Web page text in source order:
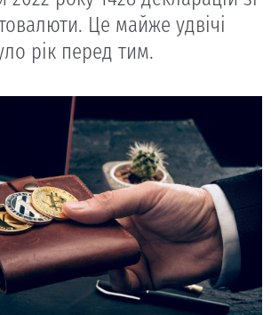
Це майже удвічі
рік перед тим.